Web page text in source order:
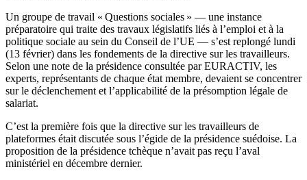
Un groupe de travail « Questions sociales » — une instance
préparatoire qui traite des travaux législatifs liés à l’emploi et à la
politique sociale au sein du Conseil de l’UE — s’est replongé lundi
(13 février) dans les fondements de la directive sur les travailleurs.
Selon une note de la présidence consultée par EURACTIV, les
experts, représentants de chaque état membre, devaient se concentrer
sur le déclenchement et l’applicabilité de la présomption légale de
salariat.
C’est la première fois que la directive sur les travailleurs de
plateformes était discutée sous l’égide de la présidence suédoise. La
proposition de la présidence tchèque n’avait pas reçu l’aval
ministériel en décembre dernier.